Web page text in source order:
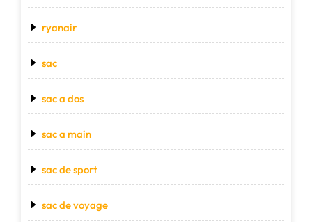
ryanair
sac
sac a dos
sac a main
sac de sport
sac de voyage